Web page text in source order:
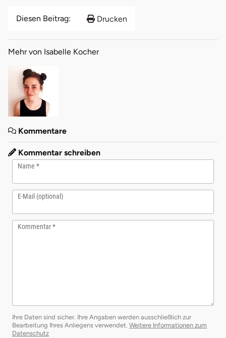
Diesen Beitrag: Drucken
Mehr von Isabelle Kocher
Kommentare
Kommentar schreiben
Name
E-Mail (optional)
Kommentar
Ihre Daten sind sicher. Ihre Angaben werden ausschließlich zur
Bearbeitung Ihres Anliegens verwendet. Weitere Informationen zum
Datenschutzöffnet in neuem Fenster